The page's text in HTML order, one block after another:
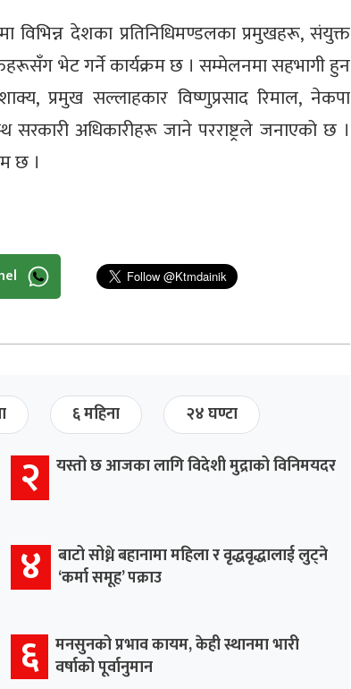
देशका प्रतिनिधिमण्डलका प्रमुखहरू, संयुक्त
भेट गर्ने कार्यक्रम छ । सम्मेलनमा सहभागी हुन
प्रमुख सल्लाहकार विष्णुप्रसाद रिमाल, नेकपा
सरकारी अधिकारीहरू जाने परराष्ट्रले जनाएको छ ।
छ ।
६ महिना २४ घण्टा
२ यस्तो छ आजका लागि विदेशी मुद्राको विनिमयदर
४
बाटो सोध्ने बहानामा महिला र वृद्धवृद्धालाई लुट्ने
‘कर्मा समूह’ पक्राउ
६ मनसुनको प्रभाव कायम, केही स्थानमा भारी
वर्षाको पूर्वानुमान